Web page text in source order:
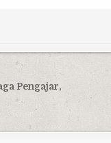
Pengajar,